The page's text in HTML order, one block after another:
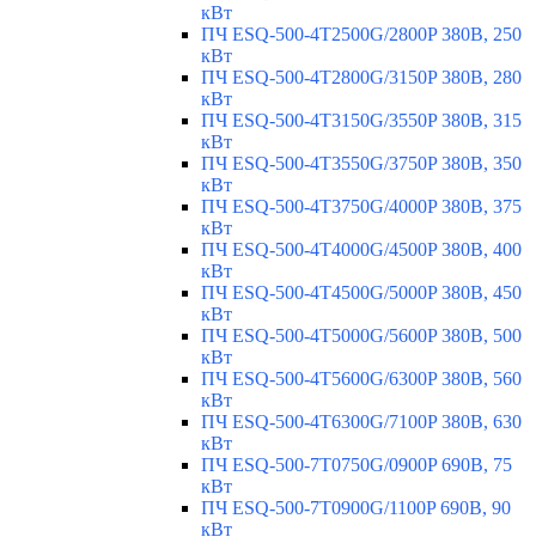
кВт
ПЧ ESQ-500-4T2500G/2800P 380В, 250
кВт
ПЧ ESQ-500-4T2800G/3150P 380В, 280
кВт
ПЧ ESQ-500-4T3150G/3550P 380В, 315
кВт
ПЧ ESQ-500-4T3550G/3750P 380В, 350
кВт
ПЧ ESQ-500-4T3750G/4000P 380В, 375
кВт
ПЧ ESQ-500-4T4000G/4500P 380В, 400
кВт
ПЧ ESQ-500-4T4500G/5000P 380В, 450
кВт
ПЧ ESQ-500-4T5000G/5600P 380В, 500
кВт
ПЧ ESQ-500-4T5600G/6300P 380В, 560
кВт
ПЧ ESQ-500-4T6300G/7100P 380В, 630
кВт
ПЧ ESQ-500-7T0750G/0900P 690В, 75
кВт
ПЧ ESQ-500-7T0900G/1100P 690В, 90
кВт